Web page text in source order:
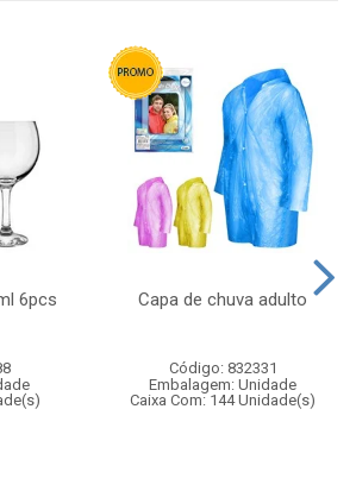
6pcs
Capa de chuva adulto
Código: 832331
Embalagem: Unidade
Caixa Com: 144 Unidade(s)